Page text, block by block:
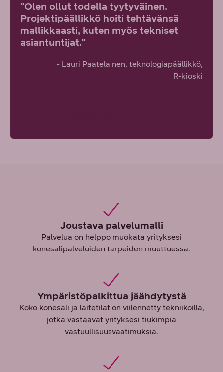
"Olen ollut todella tyytyväinen.
Projektipäällikkö hoiti tehtävänsä
mallikkaasti, kuten myös tekniset
asiantuntijat."
- Lauri Paatelainen, teknologiapäällikkö,
R-kioski
Joustava palvelumalli
Palvelua on helppo muokata yrityksesi
konesalipalveluiden tarpeiden muuttuessa.
Ympäristöpalkittua jäähdytystä
Koko konesali ja laitetilat on viilennetty tekniikoilla,
jotka vastaavat yrityksesi tiukimpia
vastuullisuusvaatimuksia.